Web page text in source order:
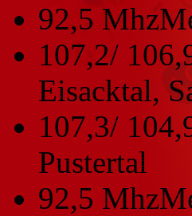
92,5 Mhz
107,2/
Eisacktal,
107,3/
Pustertal
92,5 Mhz